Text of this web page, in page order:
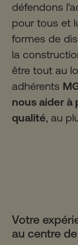
défendons
pour tous et
formes de
la
être tout au
adhérents
nous aider à
qualité, au
Votre
au centre